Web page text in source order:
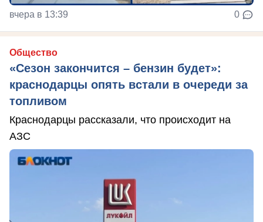
вчера в 13:39 0
Общество
«Сезон закончится – бензин будет»:
краснодарцы опять встали в очереди за
топливом
Краснодарцы рассказали, что происходит на
АЗС